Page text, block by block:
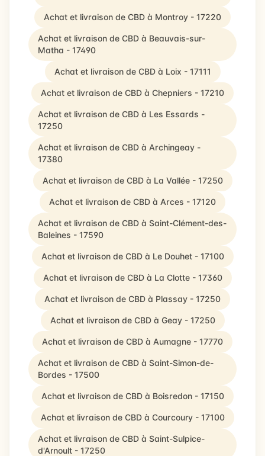
Achat et livraison de CBD à Montroy - 17220
Achat et livraison de CBD à Beauvais-sur-
Matha - 17490
Achat et livraison de CBD à Loix - 17111
Achat et livraison de CBD à Chepniers - 17210
Achat et livraison de CBD à Les Essards -
17250
Achat et livraison de CBD à Archingeay -
17380
Achat et livraison de CBD à La Vallée - 17250
Achat et livraison de CBD à Arces - 17120
Achat et livraison de CBD à Saint-Clément-des-
Baleines - 17590
Achat et livraison de CBD à Le Douhet - 17100
Achat et livraison de CBD à La Clotte - 17360
Achat et livraison de CBD à Plassay - 17250
Achat et livraison de CBD à Geay - 17250
Achat et livraison de CBD à Aumagne - 17770
Achat et livraison de CBD à Saint-Simon-de-
Bordes - 17500
Achat et livraison de CBD à Boisredon - 17150
Achat et livraison de CBD à Courcoury - 17100
Achat et livraison de CBD à Saint-Sulpice-
d'Arnoult - 17250